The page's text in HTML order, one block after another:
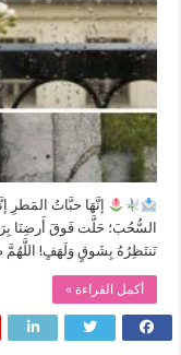
إنَّهَا حبَّاتُ المَطرِ
السُّحُبَ؛ حَلَّت فَوقَ أَرضِنَا
نَنتَظِرُهُ بِشَوقٍ وَلَهَفٍ! اللَّهُمَّ
أكمل القراءة »